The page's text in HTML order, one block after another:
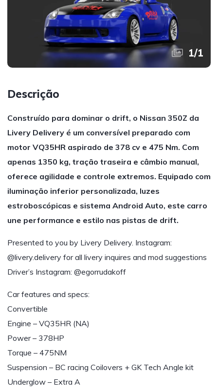
1/1
Descrição
Construído para dominar o drift, o Nissan 350Z da
Livery Delivery é um conversível preparado com
motor VQ35HR aspirado de 378 cv e 475 Nm. Com
apenas 1350 kg, tração traseira e câmbio manual,
oferece agilidade e controle extremos. Equipado com
iluminação inferior personalizada, luzes
estroboscópicas e sistema Android Auto, este carro
une performance e estilo nas pistas de drift.
Presented to you by Livery Delivery. Instagram:
@livery.delivery for all livery inquires and mod suggestions
Driver’s Instagram: @egorrudakoff
Car features and specs:
Convertible
Engine – VQ35HR (NA)
Power – 378HP
Torque – 475NM
Suspension – BC racing Coilovers + GK Tech Angle kit
Underglow – Extra A